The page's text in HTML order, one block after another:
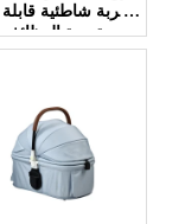
عربة شاطئية
متعددة